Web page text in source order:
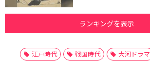
ランキングを表示
江戸時代 戦国時代 大河ドラマ